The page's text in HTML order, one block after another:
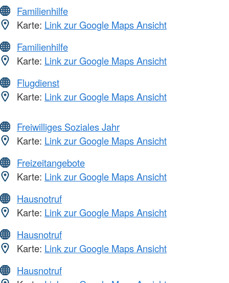
Familienhilfe
Karte: Link zur Google Maps Ansicht
Familienhilfe
Karte: Link zur Google Maps Ansicht
Flugdienst
Karte: Link zur Google Maps Ansicht
Freiwilliges Soziales Jahr
Karte: Link zur Google Maps Ansicht
Freizeitangebote
Karte: Link zur Google Maps Ansicht
Hausnotruf
Karte: Link zur Google Maps Ansicht
Hausnotruf
Karte: Link zur Google Maps Ansicht
Hausnotruf